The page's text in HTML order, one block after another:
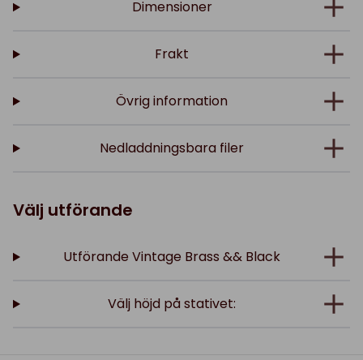
Dimensioner
Frakt
Övrig information
Nedladdningsbara filer
Välj utförande
Utförande Vintage Brass && Black
Välj höjd på stativet: